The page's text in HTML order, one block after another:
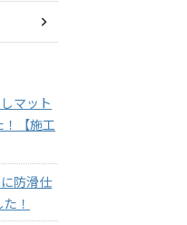
マット
！【施工
防滑仕
！